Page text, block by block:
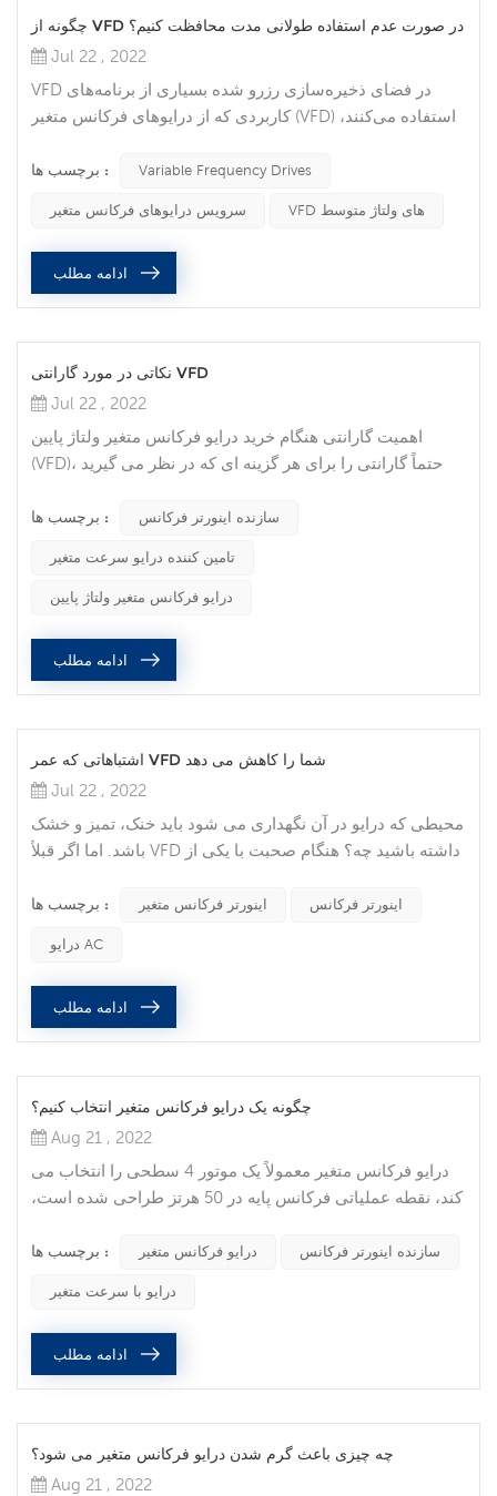
چگونه از VFD در صورت عدم استفاده طولانی مدت محافظت کنیم؟
Jul 22 , 2022
VFD در فضای ذخیره‌سازی رزرو شده بسیاری از برنامه‌های
کاربردی که از درایوهای فرکانس متغیر (VFD) استفاده می‌کنند،
کنند. بسیاری از مردم ترجیح می دهند یک VFD یدکی را در قفسه
اگر مراقب نباشید، VFD ممکن است زمانی که به آن نیاز دارید
برچسب ها : Variable Frequency Drives
سرویس درایوهای فرکانس متغیر VFD های ولتاژ متوسط
ادامه مطلب
نکاتی در مورد گارانتی VFD
Jul 22 , 2022
اهمیت گارانتی هنگام خرید درایو فرکانس متغیر ولتاژ پایین
(VFD)، حتماً گارانتی را برای هر گزینه ای که در نظر می گیرید
باشید، اما وقتی نقصی رخ می دهد، گارانتی ها خوب هستند و
برخی از بزرگترین ملاحظات و اشتباهات مشترک مشتریان وجود
دارد که منجر به رد VFD ها در ارزیابی ضمانت می شود که
برچسب ها : سازنده اینورتر فرکانس
تامین کننده درایو سرعت متغیر
درایو فرکانس متغیر ولتاژ پایین
ادامه مطلب
اشتباهاتی که عمر VFD شما را کاهش می دهد
Jul 22 , 2022
محیطی که درایو در آن نگهداری می شود باید خنک، تمیز و خشک
باشد. اما اگر قبلاً VFD داشته باشید چه؟ هنگام صحبت با یکی از
بزرگترین اشتباهی که در نگهداری از این تجهیزات انجام شده چه
کنم که فقط افراد واجد شرایط باید روی تابلوهای برق کار کنند.
برچسب ها : اینورتر فرکانس متغیر اینورتر فرکانس
درایو AC
ادامه مطلب
چگونه یک درایو فرکانس متغیر انتخاب کنیم؟
Aug 21 , 2022
درایو فرکانس متغیر معمولاً یک موتور 4 سطحی را انتخاب می
کند، نقطه عملیاتی فرکانس پایه در 50 هرتز طراحی شده است،
گشتاور ثابت کار می کند و فرکانس 50-100 هرتز است. (سرعت
می کند، و کل محدوده تنظیم سرعت (0-2800r/min) است که
اساساً الزامات تجهیزات درایو عمومی را برآورده می کند.
برچسب ها : درایو فرکانس متغیر سازنده اینورتر فرکانس
درایو با سرعت متغیر
ادامه مطلب
چه چیزی باعث گرم شدن درایو فرکانس متغیر می شود؟
Aug 21 , 2022